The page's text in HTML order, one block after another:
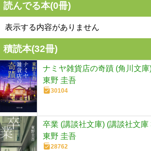
読んでる本(0冊)
表示する内容がありません
積読本(32冊)
ナミヤ雑貨店の奇蹟 (角川文庫
東野 圭吾
30104
卒業 (講談社文庫) (講談社文庫
東野 圭吾
28762